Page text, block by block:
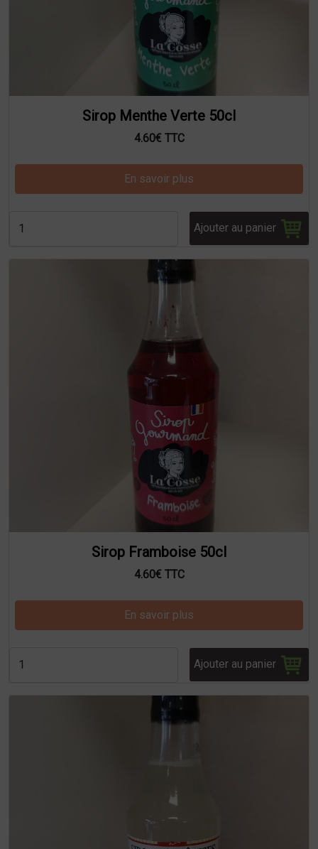
Sirop Menthe Verte 50cl
4.60€ TTC
En savoir plus
Ajouter au panier
Sirop Framboise 50cl
4.60€ TTC
En savoir plus
Ajouter au panier